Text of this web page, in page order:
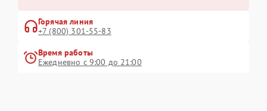
Горячая линия
+7 (800) 301-55-83
Время работы
Ежедневно с 9:00 до 21:00